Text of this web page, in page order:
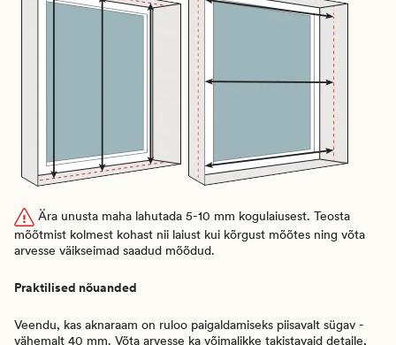
Ära unusta maha lahutada 5-10 mm kogulaiusest. Teosta
mõõtmist kolmest kohast nii laiust kui kõrgust mõõtes ning võta
arvesse väikseimad saadud mõõdud.
Praktilised nõuanded
Veendu, kas aknaraam on ruloo paigaldamiseks piisavalt sügav -
vähemalt 40 mm. Võta arvesse ka võimalikke takistavaid detaile,